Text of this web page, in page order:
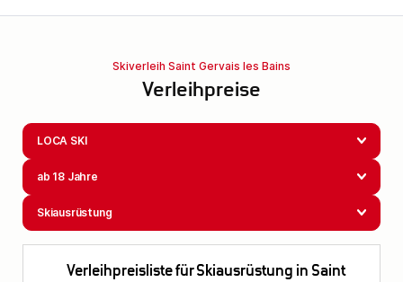
Skiverleih Saint Gervais les Bains
Verleihpreise
LOCA SKI
ab 18 Jahre
Skiausrüstung
Verleihpreisliste für Skiausrüstung in Saint